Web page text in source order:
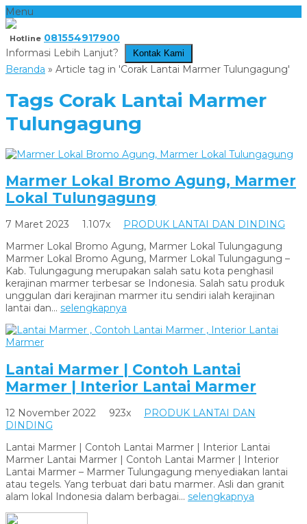
Menu
Hotline 081554917900
Informasi Lebih Lanjut?
Kontak Kami
Beranda » Article tag in 'Corak Lantai Marmer Tulungagung'
Tags Corak Lantai Marmer
Tulungagung
Marmer Lokal Bromo Agung, Marmer
Lokal Tulungagung
7 Maret 2023 1.107x
PRODUK LANTAI DAN DINDING
Marmer Lokal Bromo Agung, Marmer Lokal Tulungagung
Marmer Lokal Bromo Agung, Marmer Lokal Tulungagung –
Kab. Tulungagung merupakan salah satu kota penghasil
kerajinan marmer terbesar se Indonesia. Salah satu produk
unggulan dari kerajinan marmer itu sendiri ialah kerajinan
lantai dan... selengkapnya
Lantai Marmer | Contoh Lantai
Marmer | Interior Lantai Marmer
12 November 2022 923x
PRODUK LANTAI DAN
DINDING
Lantai Marmer | Contoh Lantai Marmer | Interior Lantai
Marmer Lantai Marmer | Contoh Lantai Marmer | Interior
Lantai Marmer – Marmer Tulungagung menyediakan lantai
atau tegels. Yang terbuat dari batu marmer. Asli dan granit
alam lokal Indonesia dalam berbagai... selengkapnya